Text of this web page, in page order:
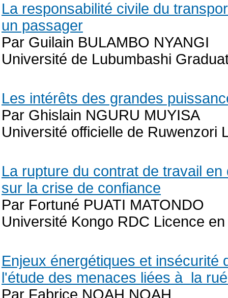
La responsabilité civile du
un passager
Par Guilain BULAMBO NYANGI
Université de Lubumbashi
Les intérêts des grandes
Par Ghislain NGURU MUYISA
Université officielle de Ruwenzori
La rupture du contrat de travail
sur la crise de confiance
Par Fortuné PUATI MATONDO
Université Kongo RDC Licence
Enjeux énergétiques et
l'étude des menaces liées à la
Par Fabrice NOAH NOAH